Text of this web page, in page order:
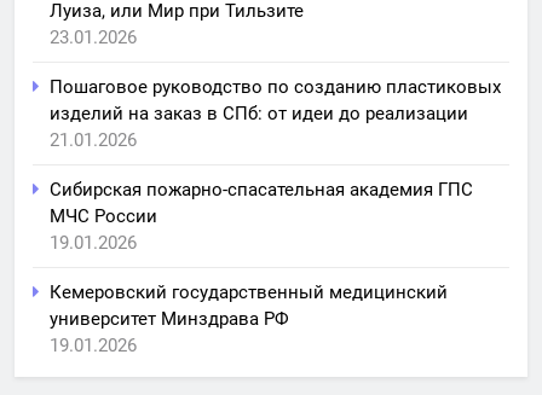
Луиза, или Мир при Тильзите
23.01.2026
Пошаговое руководство по созданию пластиковых
изделий на заказ в СПб: от идеи до реализации
21.01.2026
Сибирская пожарно-спасательная академия ГПС
МЧС России
19.01.2026
Кемеровский государственный медицинский
университет Минздрава РФ
19.01.2026